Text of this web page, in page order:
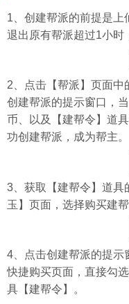
1、创建帮派的前提是上
退出原有帮派超过1小时
2、点击【帮派】页面中
创建帮派的提示窗口，
币、以及【建帮令】道
功创建帮派，成为帮主。
3、获取【建帮令】道具
玉】页面，选择购买建
4、点击创建帮派的提示
快捷购买页面，直接勾
具【建帮令】。